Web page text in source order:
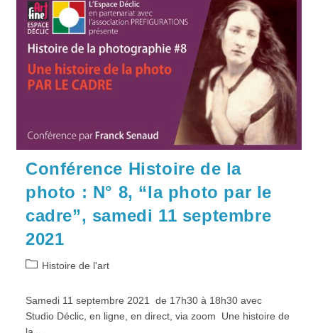
Épisode
10
:
”IMAGE
POLITIQUE”
,
Samedi
13
Conférence Histoire de la
photo : N° 8, “la photo par le
cadre”, samedi 11 septembre
2021
PostHistoire de l'art
Samedi 11 septembre 2021 de 17h30 à 18h30 avec
Studio Déclic, en ligne, en direct, via zoom Une histoire de